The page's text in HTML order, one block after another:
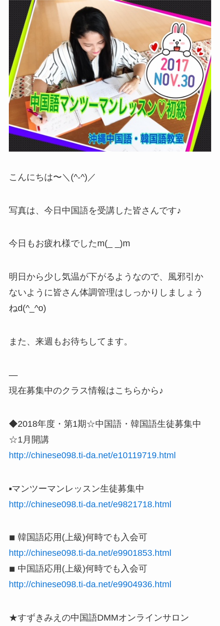
こんにちは〜＼(^-^)／
写真は、今日中国語を受講した皆さんです♪
今日もお疲れ様でしたm(_ _)m
明日から少し気温が下がるようなので、風邪引か
ないように皆さん体調管理はしっかりしましょう
ねd(^_^o)
また、来週もお待ちしてます。
—
現在募集中のクラス情報はこちらから♪
◆2018年度・第1期☆中国語・韓国語生徒募集中
☆1月開講
http://chinese098.ti-da.net/e10119719.html
▪️マンツーマンレッスン生徒募集中
http://chinese098.ti-da.net/e9821718.html
◾︎ 韓国語応用(上級)何時でも入会可
http://chinese098.ti-da.net/e9901853.html
◾︎ 中国語応用(上級)何時でも入会可
http://chinese098.ti-da.net/e9904936.html
★すずきみえの中国語DMMオンラインサロン